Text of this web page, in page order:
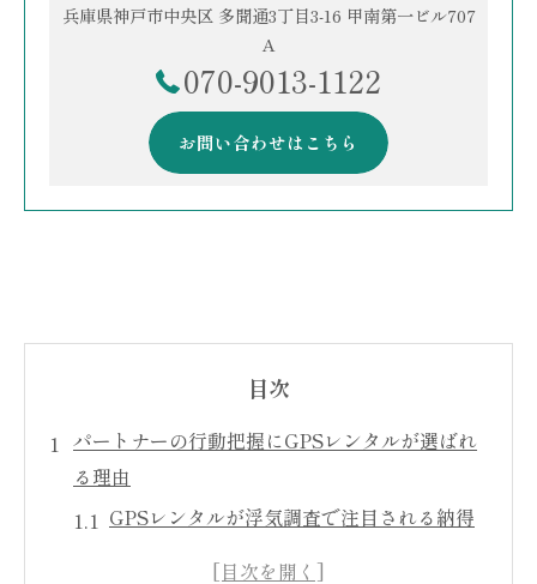
兵庫県神戸市中央区 多聞通3丁目3-16 甲南第一ビル707
A
070-9013-1122
お問い合わせはこちら
目次
パートナーの行動把握にGPSレンタルが選ばれ
る理由
GPSレンタルが浮気調査で注目される納得